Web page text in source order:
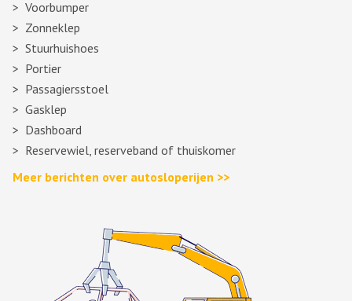
Voorbumper
Zonneklep
Stuurhuishoes
Portier
Passagiersstoel
Gasklep
Dashboard
Reservewiel, reserveband of thuiskomer
Meer berichten over autosloperijen >>